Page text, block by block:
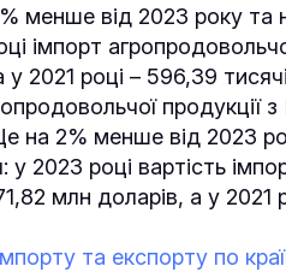
менше від 2023 року
імпорт
2021 році – 596,39
продукції
на 2% менше від 2023
у 2023 році вартість
млн доларів, а у 2021
та експорту по